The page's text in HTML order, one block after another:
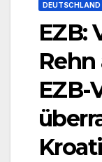
DEUTSCHLAND
EZB:
Rehn
EZB-